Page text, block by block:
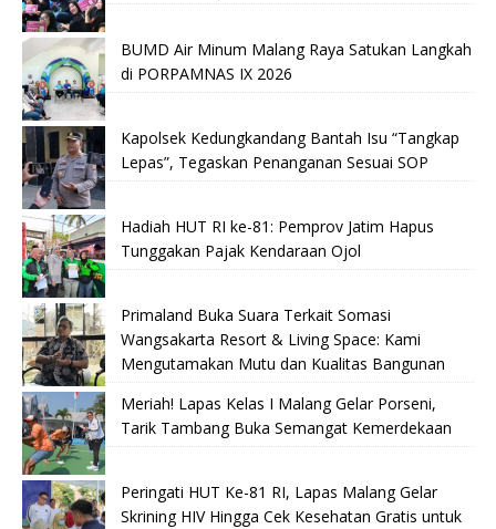
BUMD Air Minum Malang Raya Satukan Langkah
di PORPAMNAS IX 2026
Kapolsek Kedungkandang Bantah Isu “Tangkap
Lepas”, Tegaskan Penanganan Sesuai SOP
Hadiah HUT RI ke-81: Pemprov Jatim Hapus
Tunggakan Pajak Kendaraan Ojol
Primaland Buka Suara Terkait Somasi
Wangsakarta Resort & Living Space: Kami
Mengutamakan Mutu dan Kualitas Bangunan
Meriah! Lapas Kelas I Malang Gelar Porseni,
Tarik Tambang Buka Semangat Kemerdekaan
Peringati HUT Ke-81 RI, Lapas Malang Gelar
Skrining HIV Hingga Cek Kesehatan Gratis untuk